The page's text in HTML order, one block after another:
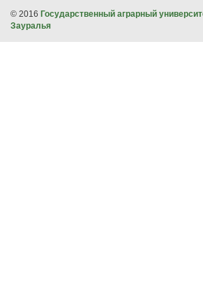
© 2016 Государственный аграрный
Зауралья